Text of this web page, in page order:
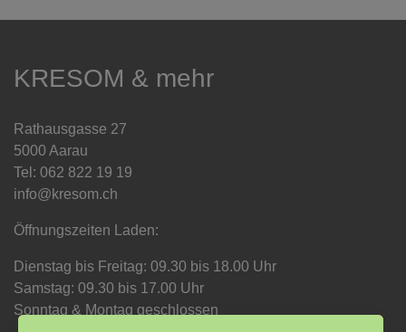
KRESOM & mehr
Rathausgasse 27
5000 Aarau
Tel: 062 822 19 19
info@kresom.ch
Öffnungszeiten Laden:
Dienstag bis Freitag: 09.30 bis 18.00 Uhr
Samstag: 09.30 bis 17.00 Uhr
Sonntag & Montag geschlossen